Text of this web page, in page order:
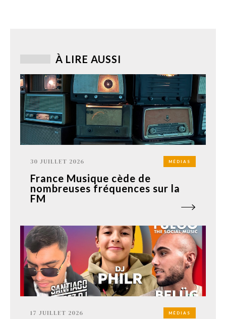
À LIRE AUSSI
30 JUILLET 2026 MÉDIAS
France Musique cède de
nombreuses fréquences sur la
FM
17 JUILLET 2026 MÉDIAS